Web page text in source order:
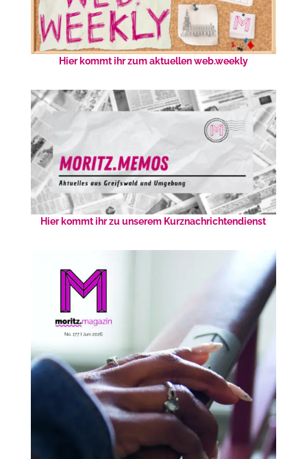
Hier kommt ihr zum aktuellen web.weekly
Hier kommt ihr zu unserem Kurznachrichtendienst